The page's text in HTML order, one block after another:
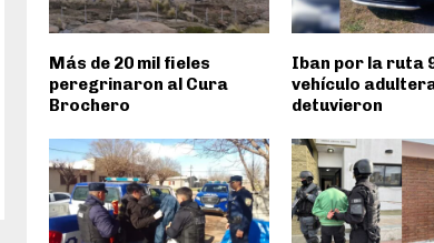
Más de 20 mil fieles
peregrinaron al Cura
Brochero
Iban por la ruta
vehículo
detuvieron